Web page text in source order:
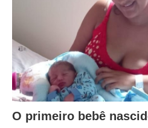
O primeiro bebê